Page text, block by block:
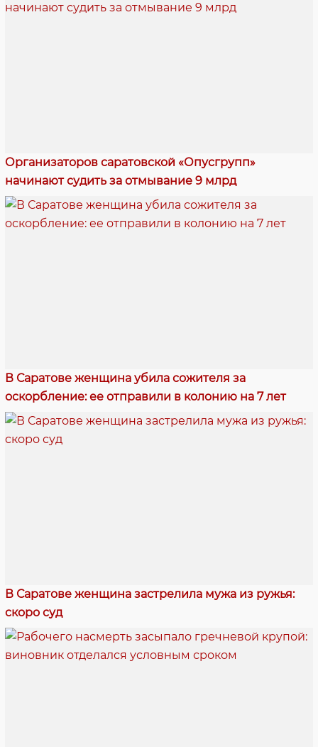
Организаторов саратовской «Опусгрупп»
начинают судить за отмывание 9 млрд
В Саратове женщина убила сожителя за
оскорбление: ее отправили в колонию на 7 лет
В Саратове женщина застрелила мужа из ружья:
скоро суд